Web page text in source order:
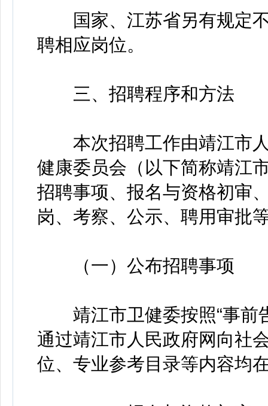
国家、江苏省另有规定不
聘相应岗位。
三、招聘程序和方法
本次招聘工作由靖江市人
健康委员会（以下简称靖江
招聘事项、报名与资格初审
岗、考察、公示、聘用审批
（一）公布招聘事项
靖江市卫健委按照“事前
通过靖江市人民政府网向社
位、专业参考目录等内容均